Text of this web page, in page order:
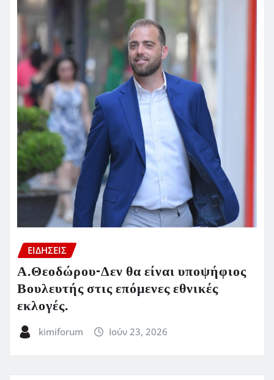
ΕΙΔΗΣΕΙΣ
Α.Θεοδώρου-Δεν θα είναι υποψήφιος
Βουλευτής στις επόμενες εθνικές
εκλογές.
kimiforum Ιούν 23, 2026